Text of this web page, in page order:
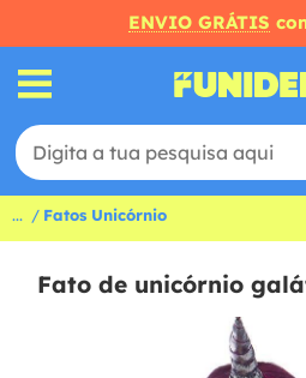
ENVIO GRÁTIS
... Fatos Unicórnio
Fato de unicórnio